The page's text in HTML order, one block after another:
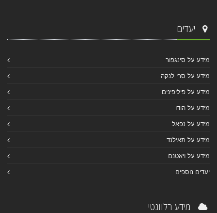
יעדים
מידע על סינגפור
מידע על סרי לנקה
מידע על פיליפינים
מידע על הודו
מידע על נפאל
מידע על תאילנד
מידע על ויאטנם
יעדים נוספים
מידע רלוונטי